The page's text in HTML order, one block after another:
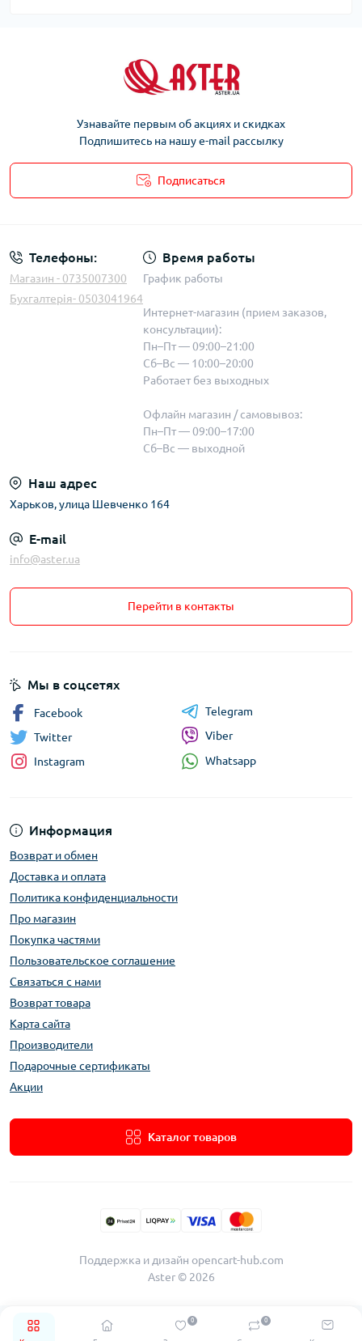
0 0
Узнавайте первым об акциях и скидках
Подпишитесь на нашу e-mail рассылку
Подписаться
Телефоны:
Магазин - 0735007300
Бухгалтерія- 0503041964
Время работы
График работы
Интернет-магазин (прием заказов,
консультации):
Пн–Пт — 09:00–21:00
Сб–Вс — 10:00–20:00
Работает без выходных
Офлайн магазин / самовывоз:
Пн–Пт — 09:00–17:00
Сб–Вс — выходной
Наш адрес
Харьков, улица Шевченко 164
E-mail
info@aster.ua
Перейти в контакты
Информация
Возврат и обмен
Доставка и оплата
Политика конфиденциальности
Про магазин
Покупка частями
Пользовательское соглашение
Связаться с нами
Возврат товара
Карта сайта
Производители
Подарочные сертификаты
Акции
Каталог товаров
Мы в соцсетях
Facebook
Twitter
Instagram
Telegram
Viber
Whatsapp
Поддержка и дизайн opencart-hub.com
Aster © 2026